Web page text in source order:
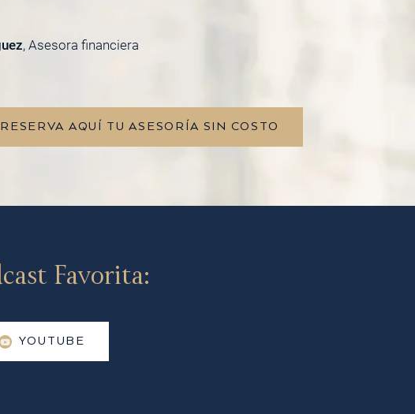
, Asesora financiera
RESERVA AQUÍ TU ASESORÍA SIN COSTO
Favorita:
YOUTUBE